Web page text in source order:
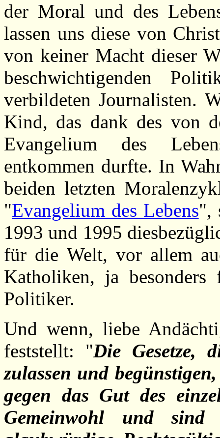
der Moral und des
lassen uns diese von
von keiner Macht dieser
beschwichtigenden
verbildeten Journalisten.
Kind, das dank des von
Evangelium des
entkommen durfte. In
beiden letzten
"Evangelium des Lebens",
1993 und 1995
für die Welt, vor allem
Katholiken, ja
Politiker.
Und wenn, liebe
feststellt: "Die Gesetze,
zulassen und
gegen das Gut des
Gemeinwohl und